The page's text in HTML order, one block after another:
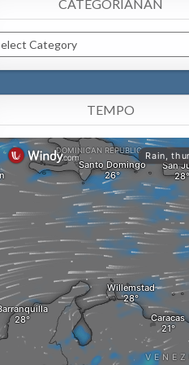
CATEGORIANAN
TEMPO